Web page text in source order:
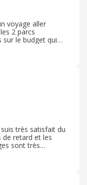
voyage aller
2 parcs
sur le budget qui
scolaires.
Ouigo, je le
C'est
nous faire
suis très satisfait du
de retard et les
sont très
de la compagnie
J’effectue de